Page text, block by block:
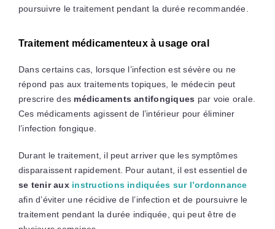
poursuivre le traitement pendant la durée recommandée.
Traitement médicamenteux à usage oral
Dans certains cas, lorsque l’infection est sévère ou ne
répond pas aux traitements topiques, le médecin peut
prescrire des médicaments antifongiques par voie orale.
Ces médicaments agissent de l’intérieur pour éliminer
l’infection fongique.
Durant le traitement, il peut arriver que les symptômes
disparaissent rapidement. Pour autant, il est essentiel de
se tenir aux instructions indiquées sur l’ordonnance
afin d’éviter une récidive de l’infection et de poursuivre le
traitement pendant la durée indiquée, qui peut être de